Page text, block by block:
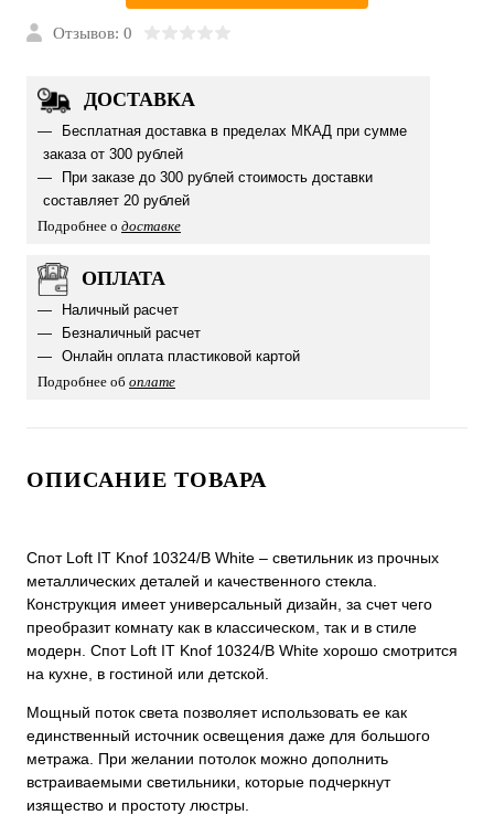
Отзывов: 0
ДОСТАВКА
Бесплатная доставка в пределах МКАД при сумме
заказа от 300 рублей
При заказе до 300 рублей стоимость доставки
составляет 20 рублей
Подробнее о доставке
ОПЛАТА
Наличный расчет
Безналичный расчет
Онлайн оплата пластиковой картой
Подробнее об оплате
ОПИСАНИЕ ТОВАРА
Спот Loft IT Knof 10324/B White – светильник из прочных
металлических деталей и качественного стекла.
Конструкция имеет универсальный дизайн, за счет чего
преобразит комнату как в классическом, так и в стиле
модерн. Спот Loft IT Knof 10324/B White хорошо смотрится
на кухне, в гостиной или детской.
Мощный поток света позволяет использовать ее как
единственный источник освещения даже для большого
метража. При желании потолок можно дополнить
встраиваемыми светильники, которые подчеркнут
изящество и простоту люстры.